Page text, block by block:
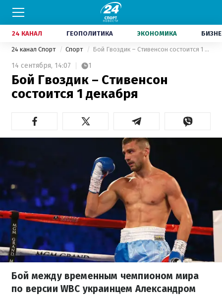
24 КАНАЛ ГЕОПОЛИТИКА ЭКОНОМИКА
24 канал Спорт Спорт Бой Гвоздик – Стивенсон состоится 1 декабря
14 сентября, 14:07 1
Бой Гвоздик – Стивенсон
состоится 1 декабря
Бой между временным чемпионом мира
по версии WBC украинцем Александром